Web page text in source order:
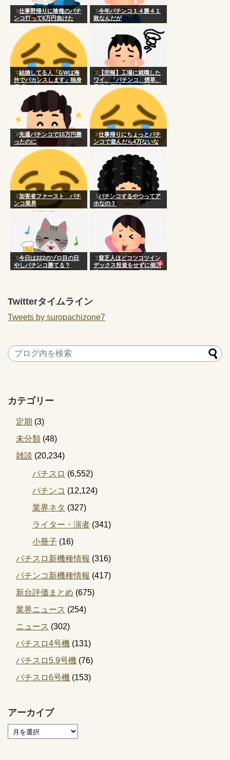
仕事野帰りに喰種のパチ
ンコ打って6万円負けた
今年パチンコ１４勝４１
敗なんだが
結婚してる人「GWは海
外でバカンスします」独身
男「GWはパチンコゲーム
YouTube釣りイオンいく
ぞ」
【悲報】工場に就職した
ワイ、「パチンコ、煙草、
風俗、野球、車」の話につ
いて行けなくて詰む
先週パチンコで15万円勝
ったのに
仕事帰りにちょっとパチ
ンコで遊んだら4万ないな
った
加害者ファースト パチ
ンコ業界
パチンコするやつってア
ホなの？
今日は222のゾロ目の日
やしパチンコ勝てる？
貧乏人ほどコツコツイン
デックス投資をせずに個別
株やパチンコで一発逆転し
Twitterタイムライン
Tweets by suropachizone7
カテゴリー
定期 (3)
未分類 (48)
雑談 (20,234)
パチスロ (6,552)
パチンコ (12,124)
業界ネタ (327)
ライター・演者 (341)
小冊子 (16)
パチスロ新機種情報 (316)
パチンコ新機種情報 (417)
新台評価まとめ (675)
業界ニュース (254)
ニュース (302)
パチスロ4号機 (131)
パチスロ5.9号機 (76)
パチスロ6号機 (153)
アーカイブ